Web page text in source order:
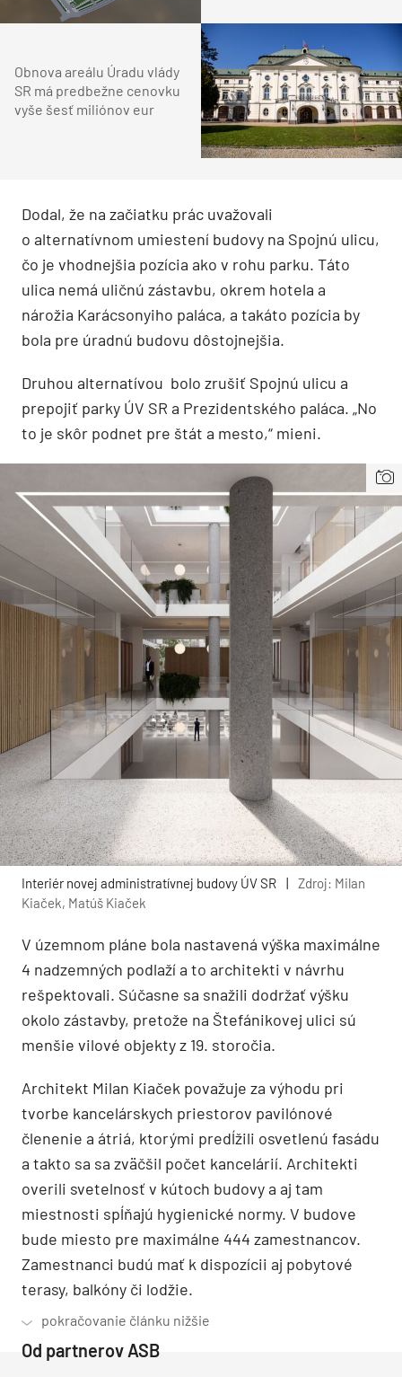
Obnova areálu Úradu vlády
SR má predbežne cenovku
vyše šesť miliónov eur
Dodal, že na začiatku prác uvažovali
o alternatívnom umiestení budovy na Spojnú ulicu,
čo je vhodnejšia pozícia ako v rohu parku. Táto
ulica nemá uličnú zástavbu, okrem hotela a
nárožia Karácsonyiho paláca, a takáto pozícia by
bola pre úradnú budovu dôstojnejšia.
Druhou alternatívou bolo zrušiť Spojnú ulicu a
prepojiť parky ÚV SR a Prezidentského paláca. „No
to je skôr podnet pre štát a mesto,“ mieni.
Interiér novej administratívnej budovy ÚV SR |
Zdroj: Milan
Kiaček, Matúš Kiaček
V územnom pláne bola nastavená výška maximálne
4 nadzemných podlaží a to architekti v návrhu
rešpektovali. Súčasne sa snažili dodržať výšku
okolo zástavby, pretože na Štefánikovej ulici sú
menšie vilové objekty z 19. storočia.
Architekt Milan Kiaček považuje za výhodu pri
tvorbe kancelárskych priestorov pavilónové
členenie a átriá, ktorými predĺžili osvetlenú fasádu
a takto sa sa zväčšil počet kancelárií. Architekti
overili svetelnosť v kútoch budovy a aj tam
miestnosti spĺňajú hygienické normy. V budove
bude miesto pre maximálne 444 zamestnancov.
Zamestnanci budú mať k dispozícii aj pobytové
terasy, balkóny či lodžie.
Od partnerov ASB